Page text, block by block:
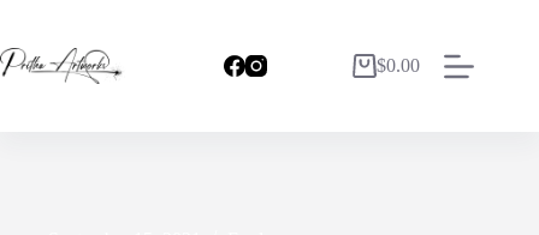
$0.00